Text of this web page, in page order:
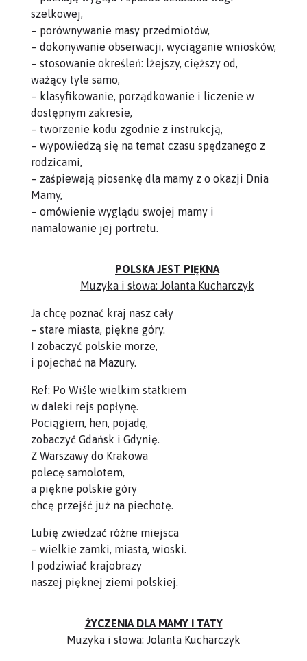
szelkowej,
– porównywanie masy przedmiotów,
– dokonywanie obserwacji, wyciąganie wniosków,
– stosowanie określeń: lżejszy, cięższy od,
ważący tyle samo,
– klasyfikowanie, porządkowanie i liczenie w
dostępnym zakresie,
– tworzenie kodu zgodnie z instrukcją,
– wypowiedzą się na temat czasu spędzanego z
rodzicami,
– zaśpiewają piosenkę dla mamy z o okazji Dnia
Mamy,
– omówienie wyglądu swojej mamy i
namalowanie jej portretu.
POLSKA JEST PIĘKNA
Muzyka i słowa: Jolanta Kucharczyk
Ja chcę poznać kraj nasz cały
– stare miasta, piękne góry.
I zobaczyć polskie morze,
i pojechać na Mazury.
Ref: Po Wiśle wielkim statkiem
w daleki rejs popłynę.
Pociągiem, hen, pojadę,
zobaczyć Gdańsk i Gdynię.
Z Warszawy do Krakowa
polecę samolotem,
a piękne polskie góry
chcę przejść już na piechotę.
Lubię zwiedzać różne miejsca
– wielkie zamki, miasta, wioski.
I podziwiać krajobrazy
naszej pięknej ziemi polskiej.
ŻYCZENIA DLA MAMY I TATY
Muzyka i słowa: Jolanta Kucharczyk